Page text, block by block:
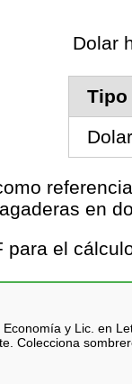
Dolar
Tipo
en
para el
y Lic. en
Colecciona